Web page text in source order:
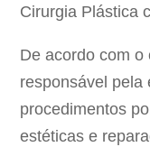
Cirurgia Plástica
De acordo com o
responsável pela
procedimentos
estéticas e